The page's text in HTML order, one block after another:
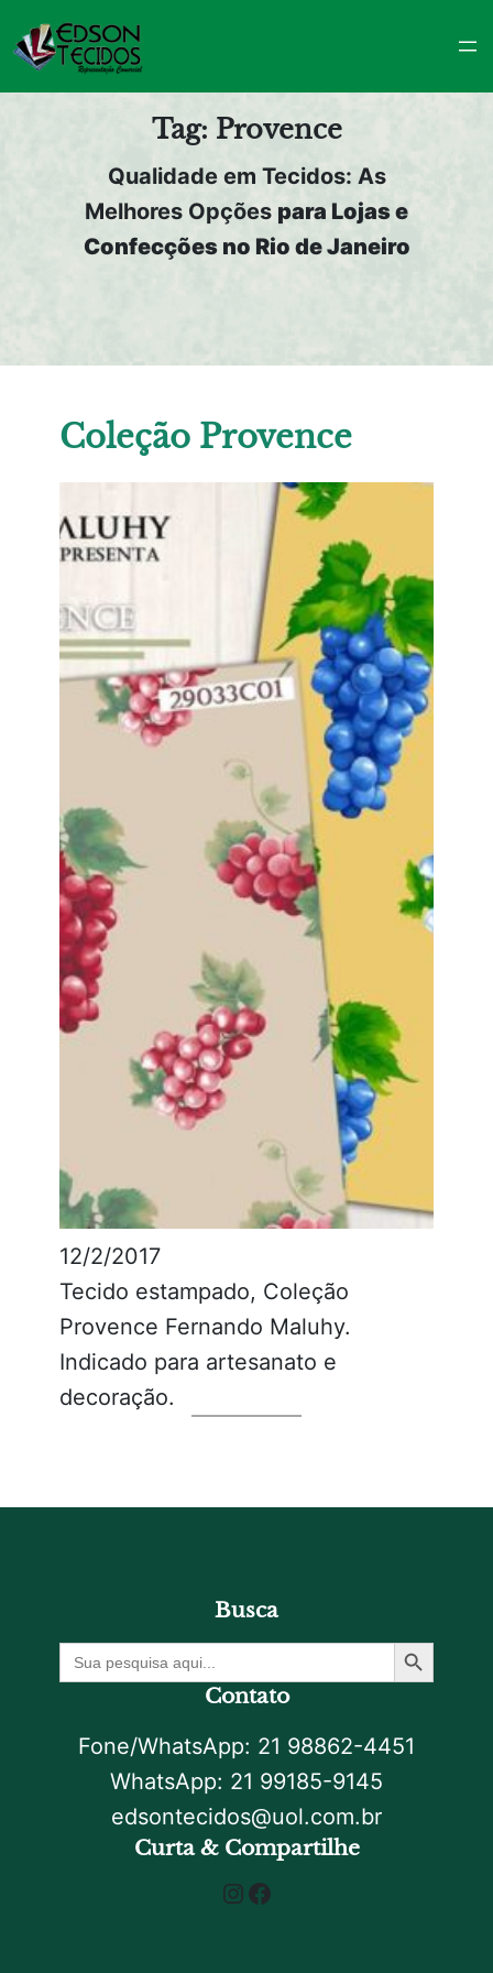
Pular
para
o
Tag: Provence
Qualidade em Tecidos: As
Melhores Opções para Lojas e
Confecções no Rio de Janeiro
Coleção Provence
12/2/2017
Tecido estampado, Coleção
Provence Fernando Maluhy.
Indicado para artesanato e
decoração.
Busca
Procurar
por:
Botão De Pesquisa
Contato
Fone/WhatsApp: 21 98862-4451
WhatsApp: 21 99185-9145
edsontecidos@uol.com.br
Curta & Compartilhe
Instagram Facebook